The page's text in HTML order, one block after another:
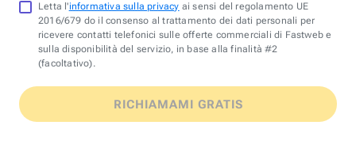
Letta l'informativa sulla privacy ai sensi del regolamento UE
2016/679 do il consenso al trattamento dei dati personali per
ricevere contatti telefonici sulle offerte commerciali di Fastweb e
sulla disponibilità del servizio, in base alla finalità #2
(facoltativo).
RICHIAMAMI GRATIS